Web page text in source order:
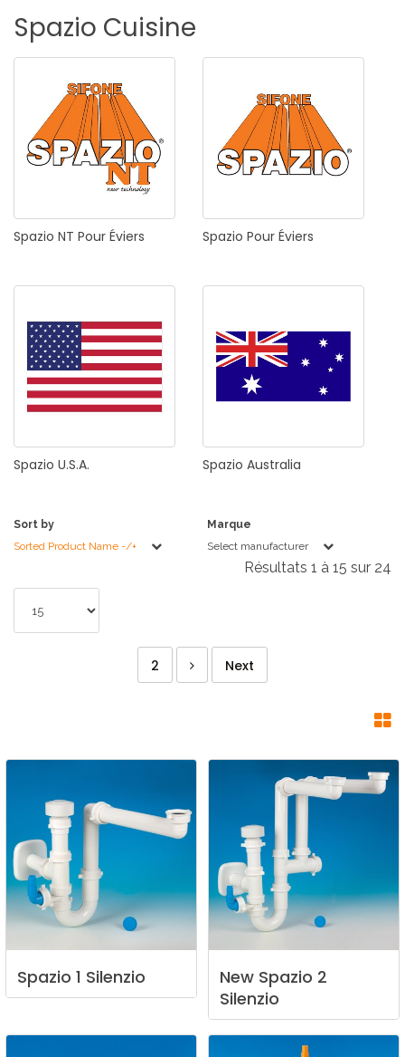
Spazio Cuisine
Spazio NT Pour Éviers Spazio Pour Éviers
Spazio U.S.A. Spazio Australia
Sort by
Sorted Product Name -/+
Marque
Select manufacturer
Résultats 1 à 15 sur 24
2 Next
Spazio 1 Silenzio New Spazio 2
Silenzio